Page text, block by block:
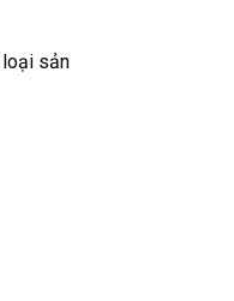
loại sản